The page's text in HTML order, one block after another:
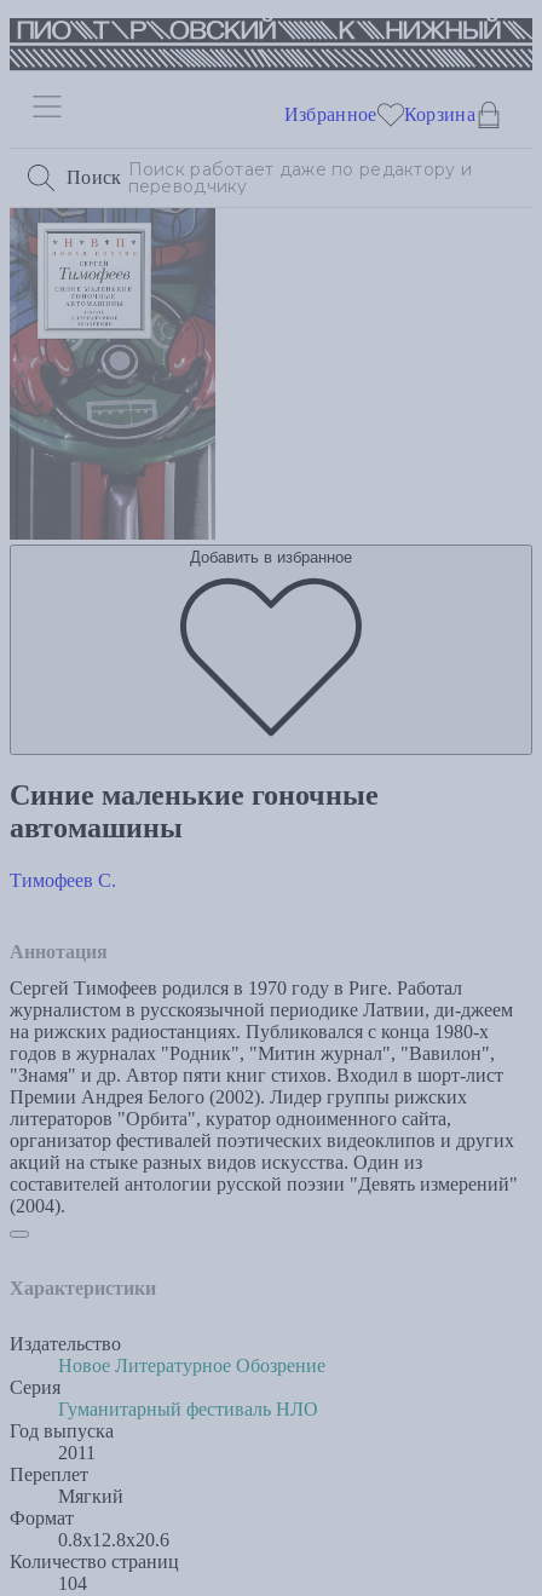
Поиск
Избранное Корзина
Добавить в избранное
Синие маленькие гоночные
автомашины
Тимофеев С.
Аннотация
Сергей Тимофеев родился в 1970 году в Риге. Работал
журналистом в русскоязычной периодике Латвии, ди-джеем
на рижских радиостанциях. Публиковался с конца 1980-х
годов в журналах "Родник", "Митин журнал", "Вавилон",
"Знамя" и др. Автор пяти книг стихов. Входил в шорт-лист
Премии Андрея Белого (2002). Лидер группы рижских
литераторов "Орбита", куратор одноименного сайта,
организатор фестивалей поэтических видеоклипов и других
акций на стыке разных видов искусства. Один из
составителей антологии русской поэзии "Девять измерений"
(2004).
Характеристики
Издательство
Новое Литературное Обозрение
Серия
Гуманитарный фестиваль НЛО
Год выпуска
2011
Переплет
Мягкий
Формат
0.8x12.8x20.6
Количество страниц
104